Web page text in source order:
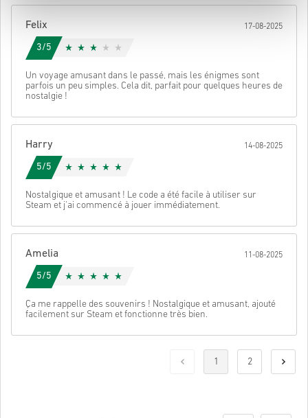
accéder à ton code.
Felix 17-08-2025
3/5
Un voyage amusant dans le passé, mais les énigmes sont
parfois un peu simples. Cela dit, parfait pour quelques heures de
nostalgie !
Harry 14-08-2025
5/5
Nostalgique et amusant ! Le code a été facile à utiliser sur
Steam et j'ai commencé à jouer immédiatement.
Amelia 11-08-2025
5/5
Ça me rappelle des souvenirs ! Nostalgique et amusant, ajouté
facilement sur Steam et fonctionne très bien.
1 2